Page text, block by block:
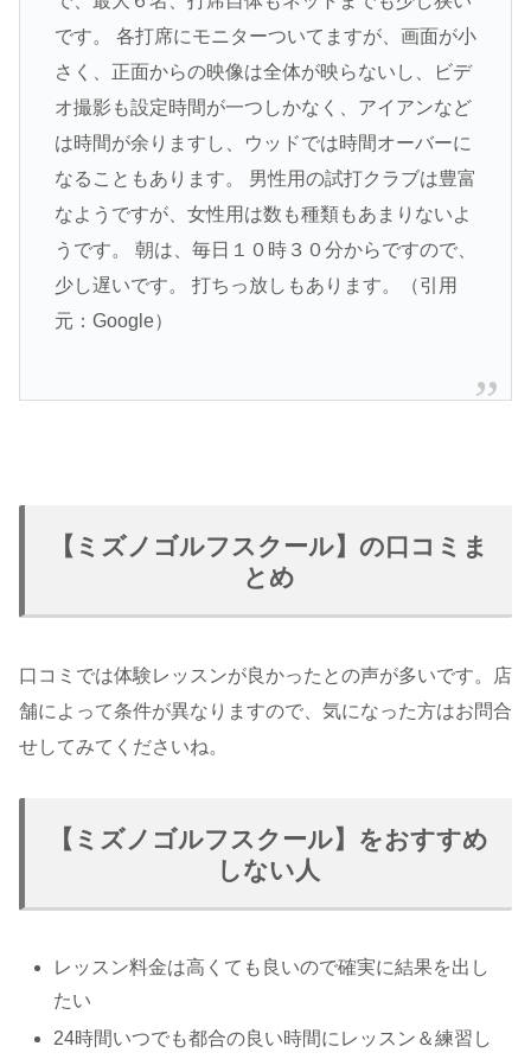
です。 各打席にモニターついてますが、画面が小
さく、正面からの映像は全体が映らないし、ビデ
オ撮影も設定時間が一つしかなく、アイアンなど
は時間が余りますし、ウッドでは時間オーバーに
なることもあります。 男性用の試打クラブは豊富
なようですが、女性用は数も種類もあまりないよ
うです。 朝は、毎日１０時３０分からですので、
少し遅いです。 打ちっ放しもあります。（引用
元：Google）
【ミズノゴルフスクール】の口コミま
とめ
口コミでは体験レッスンが良かったとの声が多いです。店
舗によって条件が異なりますので、気になった方はお問合
せしてみてくださいね。
【ミズノゴルフスクール】をおすすめ
しない人
レッスン料金は高くても良いので確実に結果を出し
たい
24時間いつでも都合の良い時間にレッスン＆練習し